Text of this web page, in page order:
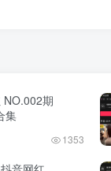
NO.002期
集
1353